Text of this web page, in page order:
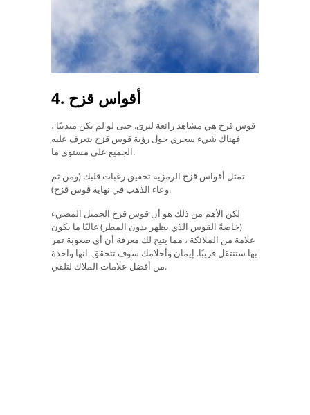
4. أقواس قزح
قوس قزح هي مشاهد رائعة لنرى. حتى لو لم تكن متدينًا ،
فهناك شيء سحري حول رؤية قوس قزح يتعرف عليه
الجميع على مستوى ما.
تمثل أقواس قزح الرمزية تحقيق رغبات قلبك (ومن ثم
وعاء الذهب في نهاية قوس قزح).
لكن الأهم من ذلك هو أن قوس قزح الجميل المضيء
(خاصةً القوس الذي يظهر بدون المطر) غالبًا ما يكون
علامة من الملائكة ، مما يتيح لك معرفة أن أي صعوبة تمر
بها ستنتقل قريبًا. إيمان وأحلامك سوف تتحقق. انها واحدة
من أفضل علامات الملاك لتلقي.